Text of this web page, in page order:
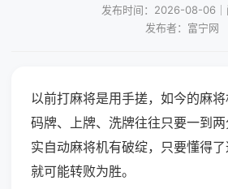
发布时间：2026-08-06｜
发布者：富宁网
以前打麻将是用手搓，如今的麻
码牌、上牌、洗牌往往只要一到
实自动麻将机有破绽，只要懂得
就可能转败为胜。